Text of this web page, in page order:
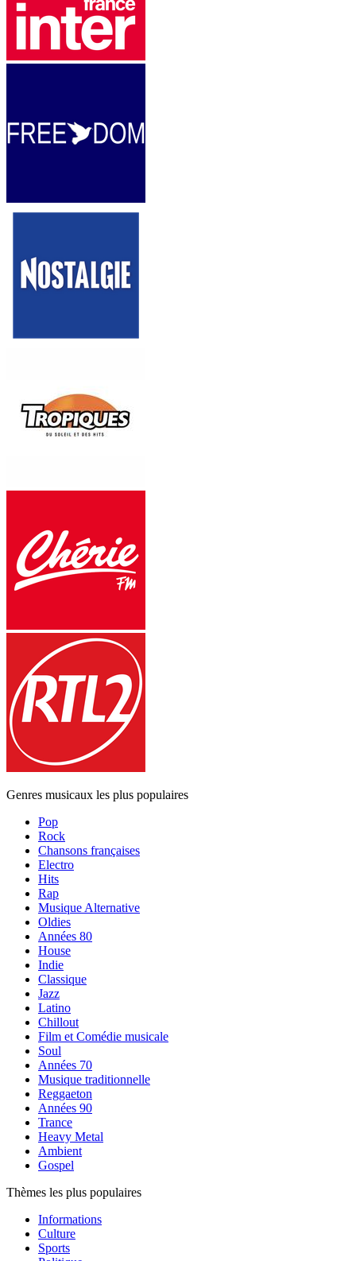
Genres musicaux les plus populaires
Pop
Rock
Chansons françaises
Electro
Hits
Rap
Musique Alternative
Oldies
Années 80
House
Indie
Classique
Jazz
Latino
Chillout
Film et Comédie musicale
Soul
Années 70
Musique traditionnelle
Reggaeton
Années 90
Trance
Heavy Metal
Ambient
Gospel
Thèmes les plus populaires
Informations
Culture
Sports